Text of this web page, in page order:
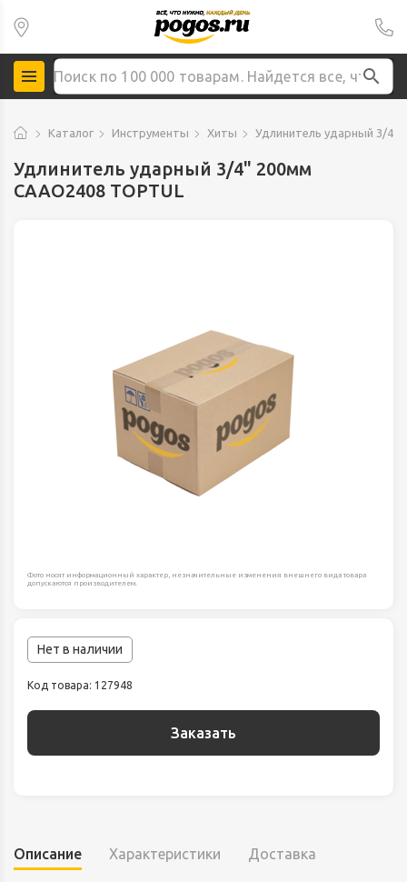
Каталог Инструменты Хиты Удлинитель ударный 3/4"
Удлинитель ударный 3/4" 200мм
CAAO2408 TOPTUL
Фото носят информационный характер, незначительные изменения внешнего вида товара
допускаются производителем.
Нет в наличии
Код товара: 127948
Заказать
Описание Характеристики Доставка